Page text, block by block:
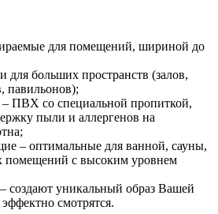
для помещений, шириной до
больших пространств (залов,
павильонов);
– ПВХ со специальной пропиткой,
пыли и аллергенов на
– оптимальные для ванной, сауны,
помещений с высоким уровнем
создают уникальный образ Вашей
смотрятся.